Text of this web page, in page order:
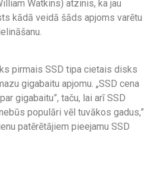
Watkins) atzinis, ka jau
kādā veidā šāds apjoms varētu
pirmais SSD tipa cietais disks
gigabaitu apjomu. „SSD cena
gigabaitu”, taču, lai arī SSD
populāri vēl tuvākos gadus,”
patērētājiem pieejamu SSD